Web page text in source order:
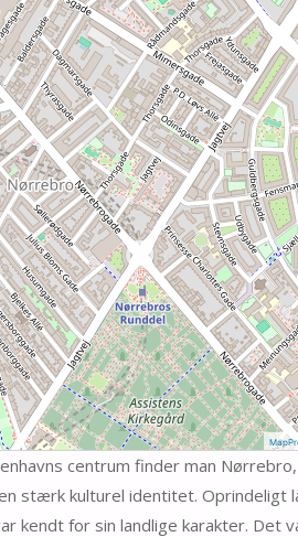
centrum finder man
stærk kulturel identitet. Oprindeligt
kendt for sin landlige karakter. Det